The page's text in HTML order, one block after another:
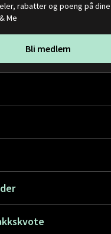
rabatter og poeng på dine
Me
Bli medlem